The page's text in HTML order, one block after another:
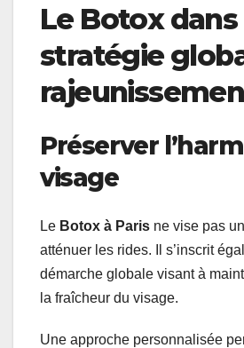
Le Botox
stratégie
Préserver
visage
Le Botox à Paris ne vise pas
atténuer les rides. Il s’inscrit
démarche globale visant à
la fraîcheur du visage.
Une approche personnalisée